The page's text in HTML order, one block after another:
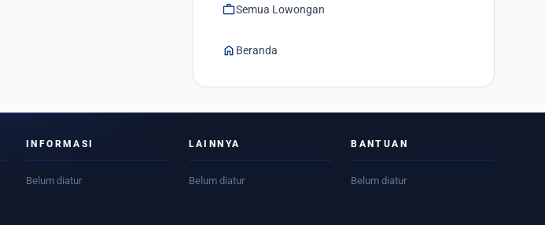
workSemua Lowongan
home Beranda
INFORMASI
Belum diatur
LAINNYA
Belum diatur
BANTUAN
Belum diatur